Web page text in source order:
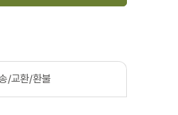
/교환/환불